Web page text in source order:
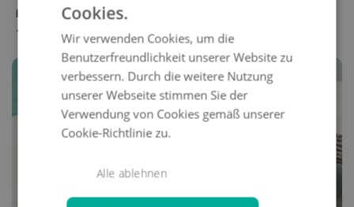
BEISTELLTISCHklein
49 €
-5%
Cookies.
Wir verwenden Cookies, um die
Benutzerfreundlichkeit unserer Website zu
verbessern. Durch die weitere Nutzung
unserer Webseite stimmen Sie der
Verwendung von Cookies gemäß unserer
Cookie-Richtlinie zu.
Alle ablehnen